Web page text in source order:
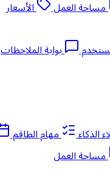
مساحة العمل
الأسعار
بوابة الملاحظات
الذكاء مهام الطاقم
مساحة العمل